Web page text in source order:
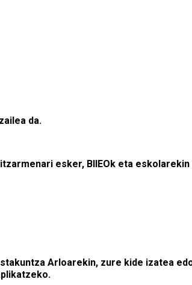
da.
esker, BIIEOk eta
Arloarekin, zure kide izatea